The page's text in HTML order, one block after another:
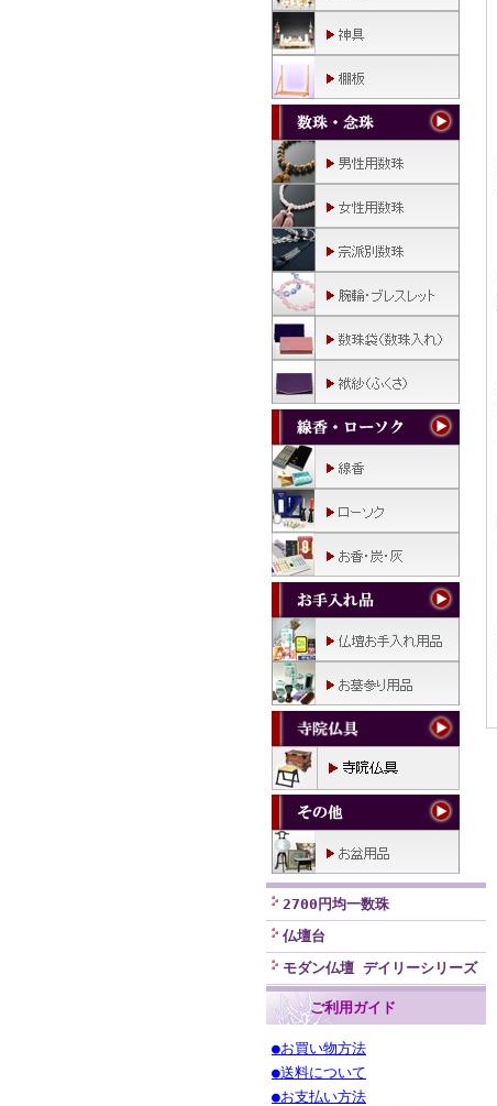
2700円均一数珠
仏壇台
モダン仏壇 デイリーシリーズ
ご利用ガイド
●お買い物方法
●送料について
●お支払い方法